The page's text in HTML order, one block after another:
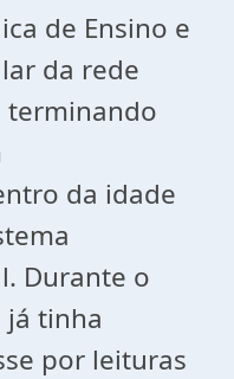
de Ensino e
da rede
terminando
da idade
Durante o
já tinha
por leituras